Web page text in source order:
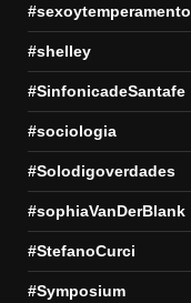
#sexoytemperamento
#shelley
#SinfonicadeSantafe
#sociologia
#Solodigoverdades
#sophiaVanDerBlank
#StefanoCurci
#Symposium